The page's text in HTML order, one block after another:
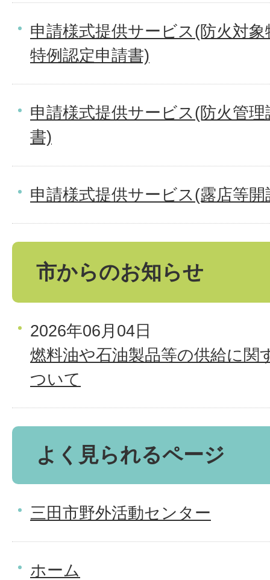
申請様式提供サービス(防火対
特例認定申請書)
申請様式提供サービス(防火管
書)
申請様式提供サービス(露店等開
市からのお知らせ
2026年06月04日
燃料油や石油製品等の供給に関
ついて
よく見られるページ
三田市野外活動センター
ホーム